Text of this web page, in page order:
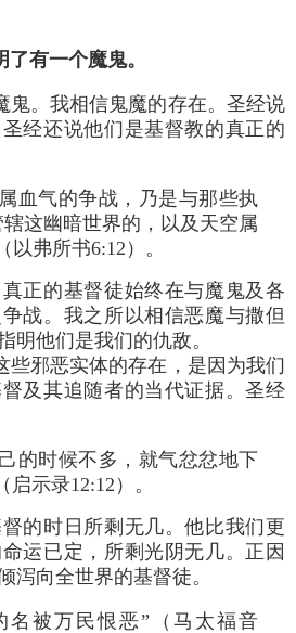
有一个魔鬼。
鬼。我相信鬼魔的存在。圣经说
经还说他们是基督教的真正的
血气的争战，乃是与那些执
这幽暗世界的，以及天空属
以弗所书6:12）。
正的基督徒始终在与魔鬼及各
战。我之所以相信恶魔与撒但
明他们是我们的仇敌。
些邪恶实体的存在，是因为我们
及其追随者的当代证据。圣经
的时候不多，就气忿忿地下
示录12:12）。
的时日所剩无几。他比我们更
运已定，所剩光阴无几。正因
泻向全世界的基督徒。
名被万民恨恶”（马太福音